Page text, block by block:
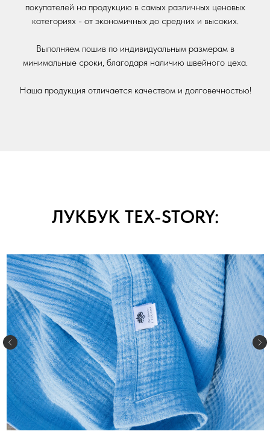
покупателей на продукцию в самых различных ценовых
категориях - от экономичных до средних и высоких.
Выполняем пошив по индивидуальным размерам в
минимальные сроки, благодаря наличию швейного цеха.
Наша продукция отличается качеством и долговечностью!
ЛУКБУК TEX-STORY: